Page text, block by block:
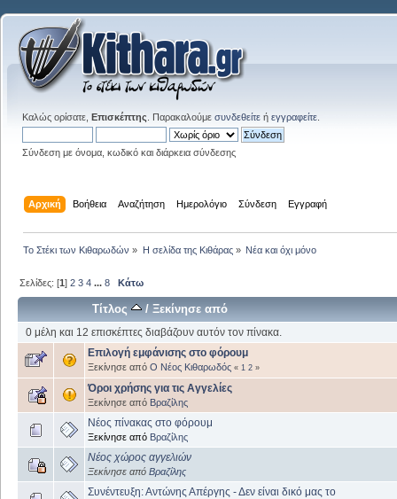
Καλώς ορίσατε, Επισκέπτης . Παρακαλούμε συνδεθείτε ή εγγραφείτε
Σύνδεση με όνομα, κωδικό και διάρκεια σύνδεσης
Αρχική Βοήθεια Αναζήτηση Ημερολόγιο Σύνδεση Εγγραφή
Το Στέκι των Κιθαρωδών » Η σελίδα της Κιθάρας» Νέα και όχι μόνο
Σελίδες: [1]2 3 4 ...8 Κάτω
Τίτλος /Ξεκίνησε από
0 μέλη και 12 επισκέπτες διαβάζουν αυτόν τον πίνακα.
Επιλογή εμφάνισης στο φόρουμ
Ξεκίνησε από Ο Νέος Κιθαρωδός « 1 2 »
Όροι χρήσης για τις Αγγελίες
Ξεκίνησε από Βραζίλης
Νέος πίνακας στο φόρουμ
Ξεκίνησε από Βραζίλης
Νέος χώρος αγγελιών
Ξεκίνησε από Βραζίλης
Συνέντευξη: Αντώνης Απέργης - Δεν είναι δικό μας το